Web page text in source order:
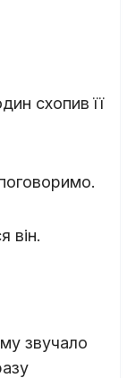
схопив її
він.
звучало